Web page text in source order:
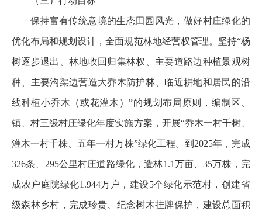
保持富有传统意境的生态田园风光，做好村庄绿化的
优化布局和规划设计，全面规范林地经营权管理。坚持“杨
树逐步退出、林地收回归集林权、主要道路边种植景观树
种、主要沟渠边营造大乔木防护林、临近耕地和居民的沿
线种植小乔木（或花灌木）”的规划布局原则，编制区、
镇、村三级村庄绿化年度实施方案，开展“乔木一村千树、
灌木一村千株、五年一村万株”绿化工程。到2025年，完成
326条、295公里村庄道路绿化，造林1.1万亩、35万株，完
成农户庭院绿化1.944万户，建设5个绿化示范村，创建省
级森林乡村，完成珍贵、纪念树木挂牌保护，建设总面积